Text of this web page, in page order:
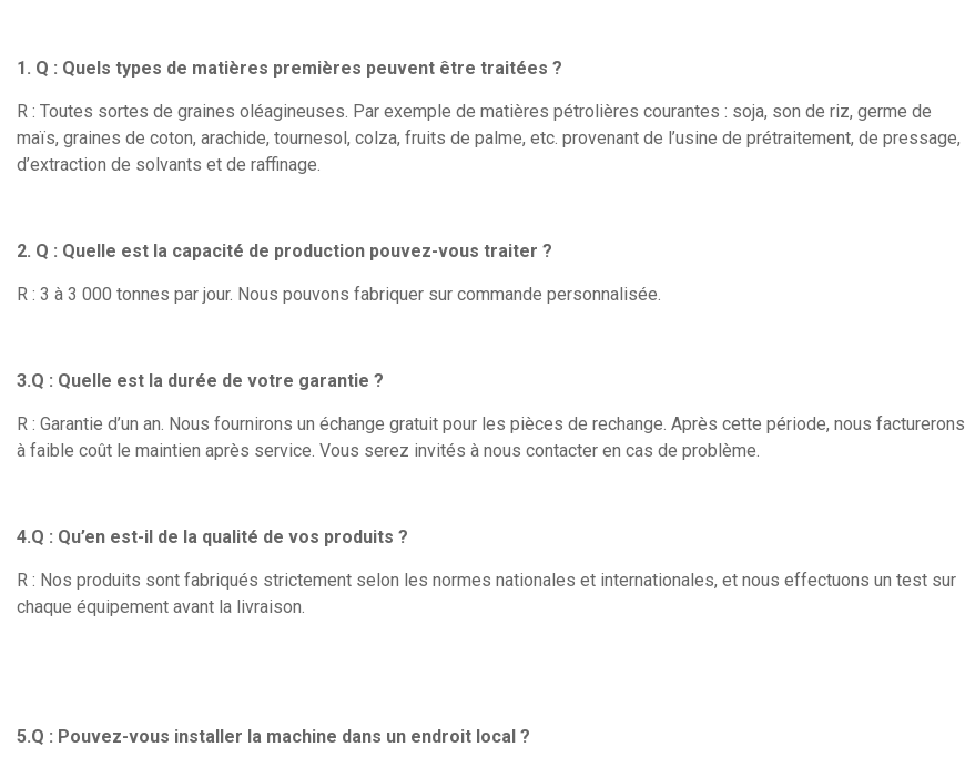
1. Q : Quels types de matières premières peuvent être traitées ?
R : Toutes sortes de graines oléagineuses. Par exemple de matières pétrolières courantes : soja, son de riz, germe de
maïs, graines de coton, arachide, tournesol, colza, fruits de palme, etc. provenant de l’usine de prétraitement, de pressage,
d’extraction de solvants et de raffinage.
2. Q : Quelle est la capacité de production pouvez-vous traiter ?
R : 3 à 3 000 tonnes par jour. Nous pouvons fabriquer sur commande personnalisée.
3.Q : Quelle est la durée de votre garantie ?
R : Garantie d’un an. Nous fournirons un échange gratuit pour les pièces de rechange. Après cette période, nous facturerons
à faible coût le maintien après service. Vous serez invités à nous contacter en cas de problème.
4.Q : Qu’en est-il de la qualité de vos produits ?
R : Nos produits sont fabriqués strictement selon les normes nationales et internationales, et nous effectuons un test sur
chaque équipement avant la livraison.
5.Q : Pouvez-vous installer la machine dans un endroit local ?